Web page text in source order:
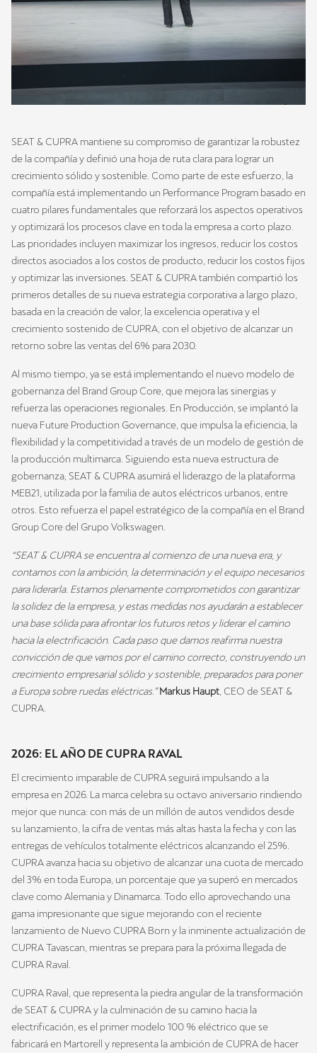
SEAT & CUPRA mantiene su compromiso de garantizar la robustez
de la compañía y definió una hoja de ruta clara para lograr un
crecimiento sólido y sostenible. Como parte de este esfuerzo, la
compañía está implementando un Performance Program basado en
cuatro pilares fundamentales que reforzará los aspectos operativos
y optimizará los procesos clave en toda la empresa a corto plazo.
Las prioridades incluyen maximizar los ingresos, reducir los costos
directos asociados a los costos de producto, reducir los costos fijos
y optimizar las inversiones. SEAT & CUPRA también compartió los
primeros detalles de su nueva estrategia corporativa a largo plazo,
basada en la creación de valor, la excelencia operativa y el
crecimiento sostenido de CUPRA, con el objetivo de alcanzar un
retorno sobre las ventas del 6% para 2030.
Al mismo tiempo, ya se está implementando el nuevo modelo de
gobernanza del Brand Group Core, que mejora las sinergias y
refuerza las operaciones regionales. En Producción, se implantó la
nueva Future Production Governance, que impulsa la eficiencia, la
flexibilidad y la competitividad a través de un modelo de gestión de
la producción multimarca. Siguiendo esta nueva estructura de
gobernanza, SEAT & CUPRA asumirá el liderazgo de la plataforma
MEB21, utilizada por la familia de autos eléctricos urbanos, entre
otros. Esto refuerza el papel estratégico de la compañía en el Brand
Group Core del Grupo Volkswagen.
“SEAT & CUPRA se encuentra al comienzo de una nueva era, y
contamos con la ambición, la determinación y el equipo necesarios
para liderarla. Estamos plenamente comprometidos con garantizar
la solidez de la empresa, y estas medidas nos ayudarán a establecer
una base sólida para afrontar los futuros retos y liderar el camino
hacia la electrificación. Cada paso que damos reafirma nuestra
convicción de que vamos por el camino correcto, construyendo un
crecimiento empresarial sólido y sostenible, preparados para poner
a Europa sobre ruedas eléctricas.”Markus Haupt , CEO de SEAT &
CUPRA.
2026: EL AÑO DE CUPRA RAVAL
El crecimiento imparable de CUPRA seguirá impulsando a la
empresa en 2026. La marca celebra su octavo aniversario rindiendo
mejor que nunca: con más de un millón de autos vendidos desde
su lanzamiento, la cifra de ventas más altas hasta la fecha y con las
entregas de vehículos totalmente eléctricos alcanzando el 25%.
CUPRA avanza hacia su objetivo de alcanzar una cuota de mercado
del 3% en toda Europa, un porcentaje que ya superó en mercados
clave como Alemania y Dinamarca. Todo ello aprovechando una
gama impresionante que sigue mejorando con el reciente
lanzamiento de Nuevo CUPRA Born y la inminente actualización de
CUPRA Tavascan, mientras se prepara para la próxima llegada de
CUPRA Raval.
CUPRA Raval, que representa la piedra angular de la transformación
de SEAT & CUPRA y la culminación de su camino hacia la
electrificación, es el primer modelo 100 % eléctrico que se
fabricará en Martorell y representa la ambición de CUPRA de hacer